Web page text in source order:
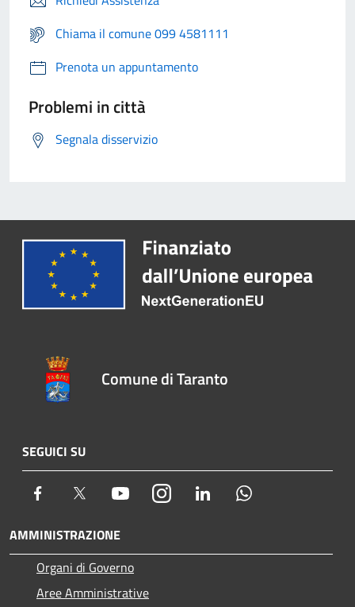
Chiama il comune 099 4581111
Prenota un appuntamento
Problemi in città
Segnala disservizio
Comune di Taranto
SEGUICI SU
Facebook Twitter YoutubeInstagram LinkedIn
AMMINISTRAZIONE
Organi di Governo
Aree Amministrative